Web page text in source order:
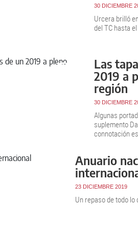
30 DICIEMBRE
Urcera brilló
del TC hasta
Las
2019 a
región
30 DICIEMBRE
Algunas
suplemento
connotación
Anuario
23 DICIEMBRE 2019
Un repaso de todo